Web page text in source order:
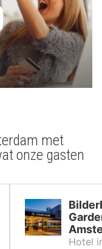
met
onze gasten
Hotel